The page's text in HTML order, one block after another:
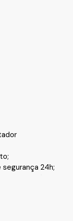
24h;
cerca elétrica;
câmeras;
energia